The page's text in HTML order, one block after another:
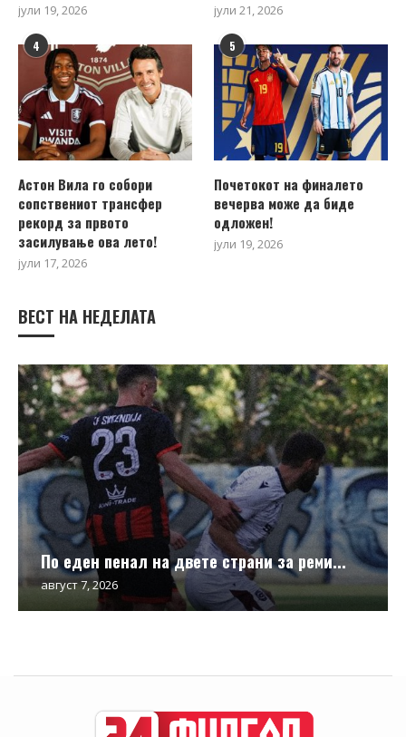
јули 19, 2026 јули 21, 2026
4
Астон Вила го собори
сопствениот трансфер
рекорд за првото
засилување ова лето!
јули 17, 2026
5
Почетокот на финалето
вечерва може да биде
одложен!
јули 19, 2026
ВЕСТ НА НЕДЕЛАТА
По еден пенал на двете страни за реми...
август 7, 2026